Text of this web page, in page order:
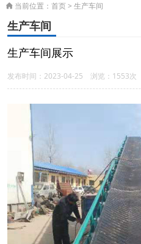
 当前位置： 首页> 生产车间
生产车间
生产车间展示
发布时间：2023-04-25 浏览：1553次